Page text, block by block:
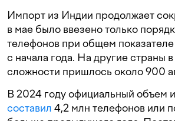
Импорт из Индии продолжает
в мае было ввезено только
телефонов при общем показателе
с начала года. На другие страны
сложности пришлось около 900
В 2024 году официальный объем
составил 4,2 млн телефонов или